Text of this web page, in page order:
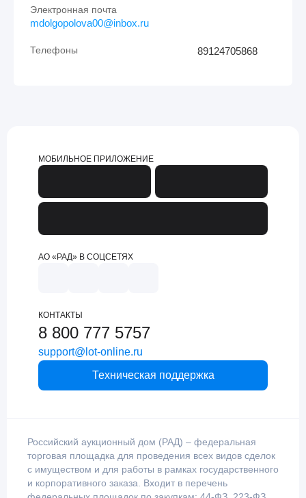
Электронная почта
mdolgopolova00@inbox.ru
Телефоны 89124705868
МОБИЛЬНОЕ ПРИЛОЖЕНИЕ
АО «РАД» В СОЦСЕТЯХ
КОНТАКТЫ
8 800 777 5757
support@lot-online.ru
Техническая поддержка
Российский аукционный дом (РАД) – федеральная
торговая площадка для проведения всех видов сделок
с имуществом и для работы в рамках государственного
и корпоративного заказа. Входит в перечень